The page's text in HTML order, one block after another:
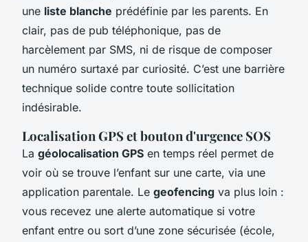
une liste blanche prédéfinie par les parents. En
clair, pas de pub téléphonique, pas de
harcèlement par SMS, ni de risque de composer
un numéro surtaxé par curiosité. C’est une barrière
technique solide contre toute sollicitation
indésirable.
Localisation GPS et bouton d'urgence SOS
La géolocalisation GPS en temps réel permet de
voir où se trouve l’enfant sur une carte, via une
application parentale. Le geofencing va plus loin :
vous recevez une alerte automatique si votre
enfant entre ou sort d’une zone sécurisée (école,